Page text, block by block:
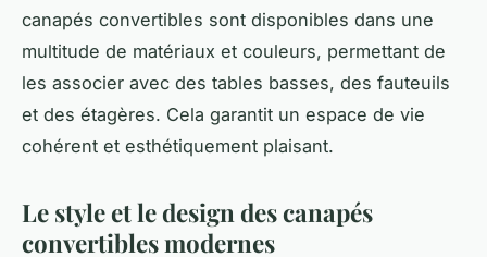
canapés convertibles sont disponibles dans une
multitude de matériaux et couleurs, permettant de
les associer avec des tables basses, des fauteuils
et des étagères. Cela garantit un espace de vie
cohérent et esthétiquement plaisant.
Le style et le design des canapés
convertibles modernes